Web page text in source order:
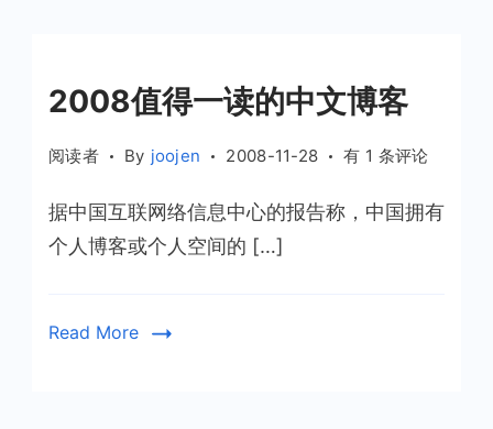
2008值得一读的中文博客
阅读者 By joojen 2008-11-28
2008
得
有 1 条评论
据中国互联网络信息中心的报告称，中国拥有
个人博客或个人空间的 […]
Read More